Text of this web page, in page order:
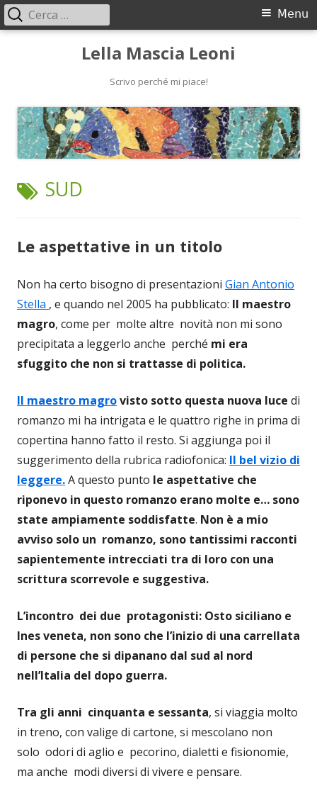
Lella Mascia Leoni
Scrivo perché mi piace!
Menu
principale
Menu
Ricerca
per:
TAG:
SUD
Le aspettative in un titolo
Non ha certo bisogno di presentazioni Gian Antonio
Stella , e quando nel 2005 ha pubblicato: Il maestro
magro, come per molte altre novità non mi sono
precipitata a leggerlo anche perché mi era
sfuggito che non si trattasse di politica.
Il maestro magrovisto sotto questa nuova luce di
romanzo mi ha intrigata e le quattro righe in prima di
copertina hanno fatto il resto. Si aggiunga poi il
suggerimento della rubrica radiofonica: Il bel vizio di
leggere.A questo punto le aspettative che
riponevo in questo romanzo erano molte e… sono
state ampiamente soddisfatte. Non è a mio
avviso solo un romanzo, sono tantissimi racconti
sapientemente intrecciati tra di loro con una
scrittura scorrevole e suggestiva.
L’incontro dei due protagonisti: Osto siciliano e
Ines veneta, non sono che l’inizio di una carrellata
di persone che si dipanano dal sud al nord
nell’Italia del dopo guerra.
Tra gli anni cinquanta e sessanta, si viaggia molto
in treno, con valige di cartone, si mescolano non
solo odori di aglio e pecorino, dialetti e fisionomie,
ma anche modi diversi di vivere e pensare.